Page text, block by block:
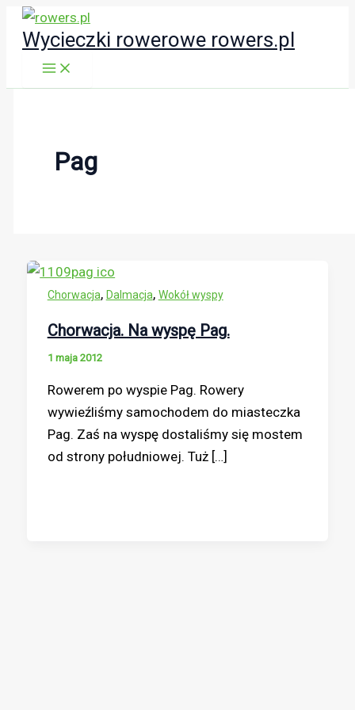
Przejdź
Wycieczki rowerowe rowers.pl
Pag
Chorwacja, Dalmacja, Wokół wyspy
Chorwacja. Na wyspę Pag.
1 maja 2012
Rowerem po wyspie Pag. Rowery
wywieźliśmy samochodem do miasteczka
Pag. Zaś na wyspę dostaliśmy się mostem
od strony południowej. Tuż […]